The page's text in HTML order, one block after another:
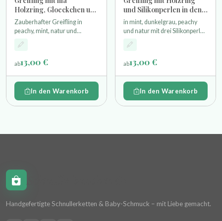
Holzring, Gloeckchen und
bunten Silikonperlen
Zauberhafter Greifling in
peachy, mint, natur und
hellrosa mit drei Silikonperlen
einem Miniholzring und
ab13,00 €
In den Warenkorb
und Silikonperlen in den
Farben mint, dunkelgrau,
peachy und natur
in mint, dunkelgrau, peachy
und natur mit drei Silikonperlen
einem Miniholzring und
Glöckchen
ab13,00 €
In den Warenkorb
Handgefertigte Schnullerketten & Baby-Schmuck – mit Liebe gemacht.